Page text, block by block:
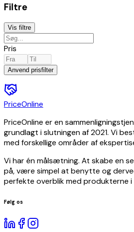
og
Kameraer
Fødevarer,
drikkevarer
og
og
tilbehør
Isenkram
Kontorartikler
Kufferter
og
tasker
Køretøjer
Møbler
Filtre
Vis filtre
Pris
Anvend prisfilter
PriceOnline
PriceOnline er en
grundlagt i slutningen af 2021. Vi
med forskellige områder af
Vi har én målsætning. At skabe en
på, være simpel at benytte og
perfekte overblik med produkterne i
Følg os